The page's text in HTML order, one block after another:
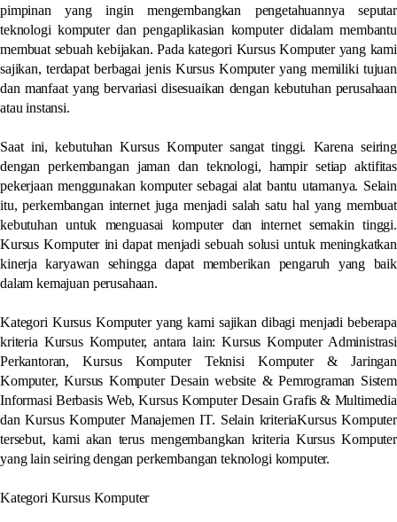
pimpinan yang ingin mengembangkan pengetahuannya seputar
teknologi komputer dan pengaplikasian komputer didalam membantu
membuat sebuah kebijakan. Pada kategori Kursus Komputer yang kami
sajikan, terdapat berbagai jenis Kursus Komputer yang memiliki tujuan
dan manfaat yang bervariasi disesuaikan dengan kebutuhan perusahaan
atau instansi.
Saat ini, kebutuhan Kursus Komputer sangat tinggi. Karena seiring
dengan perkembangan jaman dan teknologi, hampir setiap aktifitas
pekerjaan menggunakan komputer sebagai alat bantu utamanya. Selain
itu, perkembangan internet juga menjadi salah satu hal yang membuat
kebutuhan untuk menguasai komputer dan internet semakin tinggi.
Kursus Komputer ini dapat menjadi sebuah solusi untuk meningkatkan
kinerja karyawan sehingga dapat memberikan pengaruh yang baik
dalam kemajuan perusahaan.
Kategori Kursus Komputer yang kami sajikan dibagi menjadi beberapa
kriteria Kursus Komputer, antara lain: Kursus Komputer Administrasi
Perkantoran, Kursus Komputer Teknisi Komputer & Jaringan
Komputer, Kursus Komputer Desain website & Pemrograman Sistem
Informasi Berbasis Web, Kursus Komputer Desain Grafis & Multimedia
dan Kursus Komputer Manajemen IT. Selain kriteriaKursus Komputer
tersebut, kami akan terus mengembangkan kriteria Kursus Komputer
yang lain seiring dengan perkembangan teknologi komputer.
Kategori Kursus Komputer